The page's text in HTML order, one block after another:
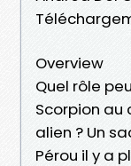
Overview
Quel rôle
Scorpion au
alien ? Un
Pérou il y a